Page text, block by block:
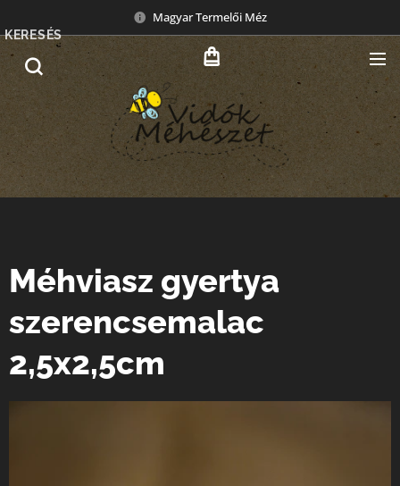
Magyar Termelői Méz
KERESÉS
Méhviasz gyertya
szerencsemalac
2,5x2,5cm